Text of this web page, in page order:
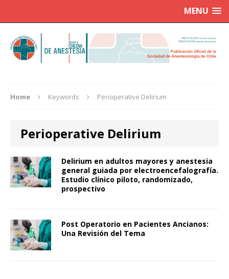
MENU
Home Keywords Perioperative Delirium
Perioperative Delirium
Delirium en adultos mayores y anestesia
general guiada por electroencefalografía.
Estudio clínico piloto, randomizado,
prospectivo
Post Operatorio en Pacientes Ancianos:
Una Revisión del Tema